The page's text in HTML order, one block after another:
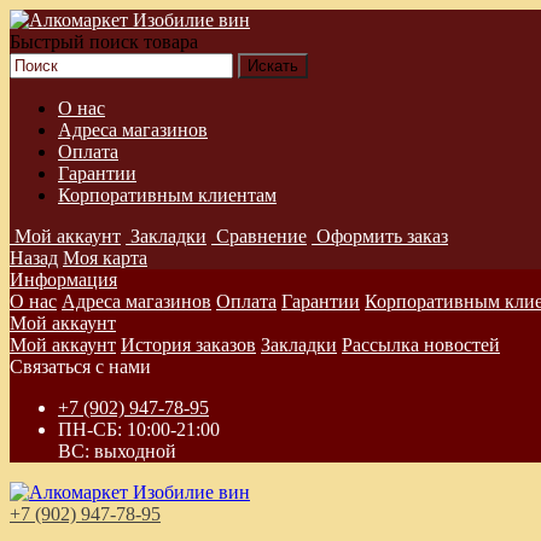
Быстрый поиск товара
О нас
Адреса магазинов
Оплата
Гарантии
Корпоративным клиентам
Мой аккаунт Закладки Сравнение Оформить заказ
Назад Моя карта
Информация
О нас Адреса магазинов Оплата Гарантии Корпоративным
Мой аккаунт
Мой аккаунт История заказов Закладки Рассылка новостей
Связаться с нами
+7 (902) 947-78-95
ПН-СБ: 10:00-21:00
ВС: выходной
+7 (902) 947-78-95